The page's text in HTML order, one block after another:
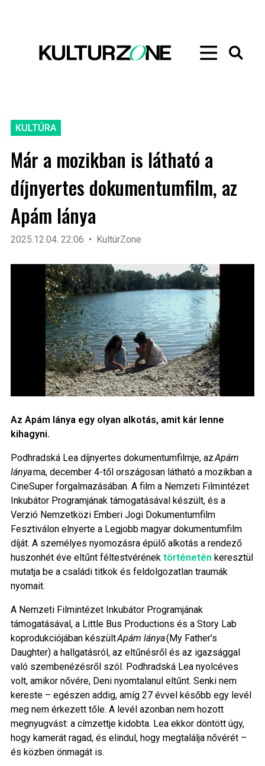
KULTÚRA
Már a mozikban is látható a
díjnyertes dokumentumfilm, az
Apám lánya
2025.12.04. 22:06 KultúrZone
Az Apám lánya egy olyan alkotás, amit kár lenne
kihagyni.
Podhradská Lea díjnyertes dokumentumfilmje, azApám
lányama, december 4-től országosan látható a mozikban a
CineSuper forgalmazásában. A film a Nemzeti Filmintézet
Inkubátor Programjának támogatásával készült, és a
Verzió Nemzetközi Emberi Jogi Dokumentumfilm
Fesztiválon elnyerte a Legjobb magyar dokumentumfilm
díját. A személyes nyomozásra épülő alkotás a rendező
huszonhét éve eltűnt féltestvérének történetén keresztül
mutatja be a családi titkok és feldolgozatlan traumák
nyomait.
A Nemzeti Filmintézet Inkubátor Programjának
támogatásával, a Little Bus Productions és a Story Lab
koprodukciójában készültApám lánya(My Father’s
Daughter) a hallgatásról, az eltűnésről és az igazsággal
való szembenézésről szól. Podhradská Lea nyolcéves
volt, amikor nővére, Deni nyomtalanul eltűnt. Senki nem
kereste – egészen addig, amíg 27 évvel később egy levél
meg nem érkezett tőle. A levél azonban nem hozott
megnyugvást: a címzettje kidobta. Lea ekkor döntött úgy,
hogy kamerát ragad, és elindul, hogy megtalálja nővérét –
és közben önmagát is.